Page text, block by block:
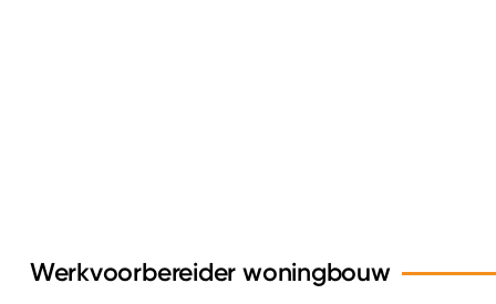
Werkvoorbereider woningbouw